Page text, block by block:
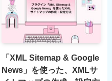
「XML Sitemap & Google
News」を使った、XMLサ